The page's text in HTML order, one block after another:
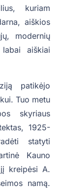
kuriam
aiškios
modernių
aiškiai
patikėjo
Tuo metu
skyriaus
1925-
statyti
Kauno
kreipėsi A.
namą.